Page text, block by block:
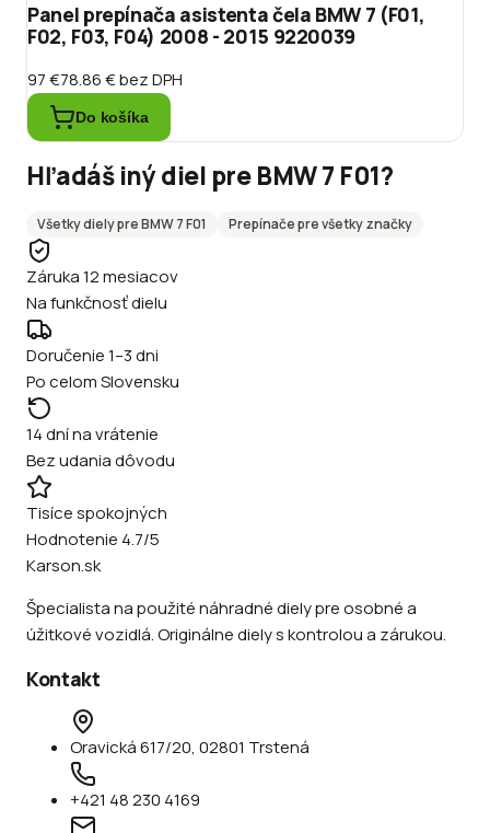
Panel prepínača asistenta čela BMW 7 (F01,
F02, F03, F04) 2008 - 2015 9220039
97 €78.86 €bez DPH
Do košíka
Hľadáš iný diel pre BMW7 F01?
Všetky diely preBMW7 F01 Prepínačepre všetky značky
Záruka 12 mesiacov
Na funkčnosť dielu
Doručenie 1–3 dni
Po celom Slovensku
14 dní na vrátenie
Bez udania dôvodu
Tisíce spokojných
Hodnotenie 4.7/5
Karson.sk
Špecialista na použité náhradné diely pre osobné a
úžitkové vozidlá. Originálne diely s kontrolou a zárukou.
Kontakt
Oravická 617/20, 02801 Trstená
+421 48 230 4169